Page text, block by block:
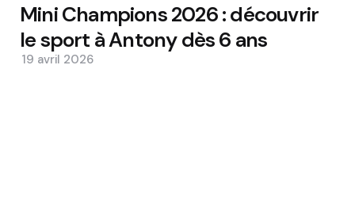
Mini Champions 2026 : découvrir
le sport à Antony dès 6 ans
19 avril 2026